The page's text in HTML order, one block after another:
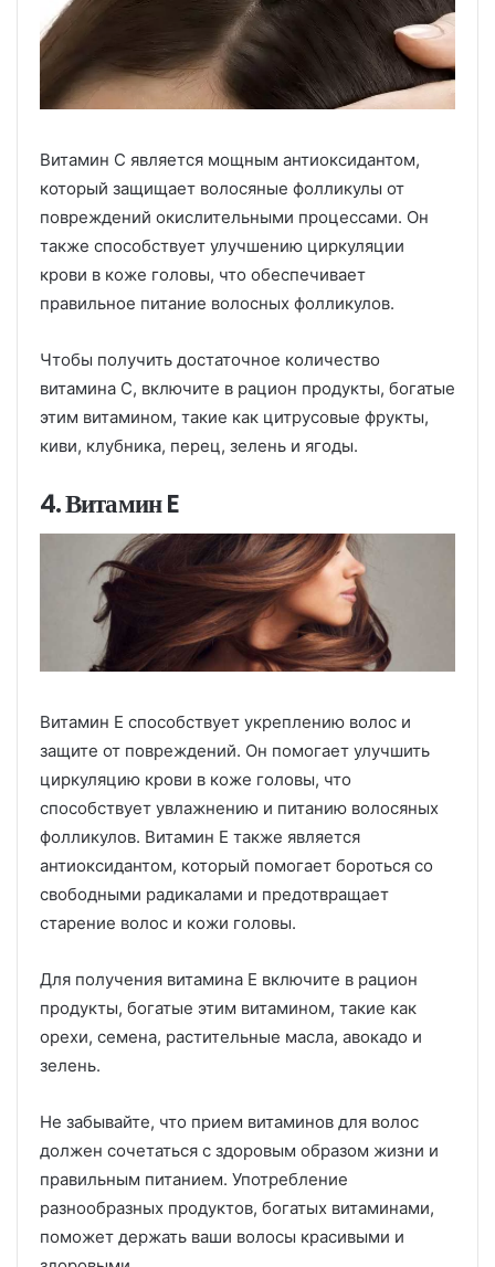
Витамин C является мощным антиоксидантом,
который защищает волосяные фолликулы от
повреждений окислительными процессами. Он
также способствует улучшению циркуляции
крови в коже головы, что обеспечивает
правильное питание волосных фолликулов.
Чтобы получить достаточное количество
витамина C, включите в рацион продукты, богатые
этим витамином, такие как цитрусовые фрукты,
киви, клубника, перец, зелень и ягоды.
4. Витамин E
Витамин E способствует укреплению волос и
защите от повреждений. Он помогает улучшить
циркуляцию крови в коже головы, что
способствует увлажнению и питанию волосяных
фолликулов. Витамин E также является
антиоксидантом, который помогает бороться со
свободными радикалами и предотвращает
старение волос и кожи головы.
Для получения витамина E включите в рацион
продукты, богатые этим витамином, такие как
орехи, семена, растительные масла, авокадо и
зелень.
Не забывайте, что прием витаминов для волос
должен сочетаться с здоровым образом жизни и
правильным питанием. Употребление
разнообразных продуктов, богатых витаминами,
поможет держать ваши волосы красивыми и